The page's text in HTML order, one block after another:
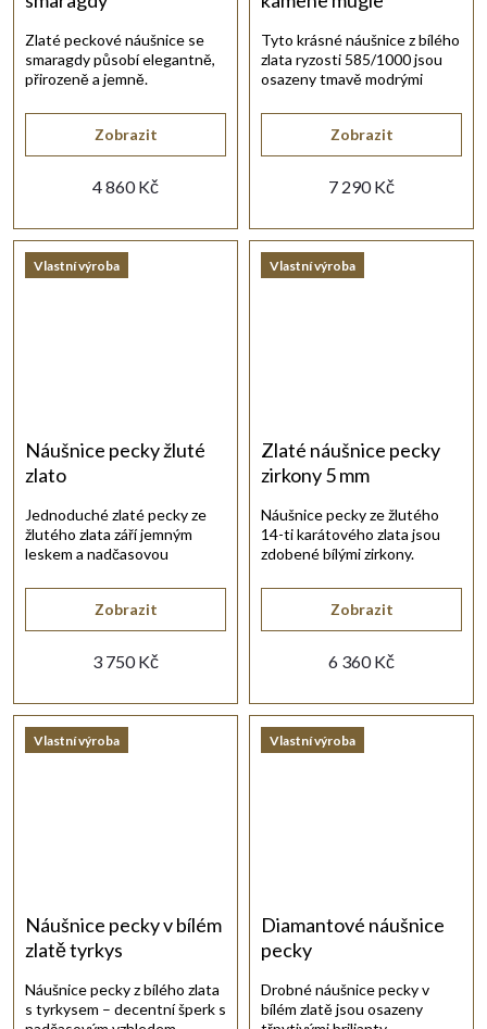
4 860 Kč
Zobrazit
Zlaté peckové náušnice se
smaragdy působí elegantně,
přirozeně a jemně.
7 290 Kč
Zobrazit
Tyto krásné náušnice z bílého
zlata ryzosti 585/1000 jsou
osazeny tmavě modrými
Vlastní výroba
Náušnice pecky žluté
zlato
3 750 Kč
Zobrazit
Jednoduché zlaté pecky ze
žlutého zlata září jemným
leskem a nadčasovou
Vlastní výroba
Zlaté náušnice pecky
zirkony 5 mm
6 360 Kč
Zobrazit
Náušnice pecky ze žlutého
14-ti karátového zlata jsou
zdobené bílými zirkony.
Vlastní výroba
Náušnice pecky v bílém
zlatě tyrkys
Náušnice pecky z bílého zlata
s tyrkysem – decentní šperk s
Vlastní výroba
Diamantové náušnice
pecky
Drobné náušnice pecky v
bílém zlatě jsou osazeny